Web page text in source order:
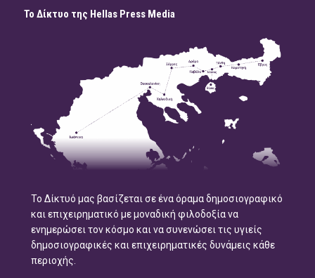
Το Δίκτυο της Hellas Press Media
Το Δίκτυό μας βασίζεται σε ένα όραμα δημοσιογραφικό
και επιχειρηματικό με μοναδική φιλοδοξία να
ενημερώσει τον κόσμο και να συνενώσει τις υγιείς
δημοσιογραφικές και επιχειρηματικές δυνάμεις κάθε
περιοχής.